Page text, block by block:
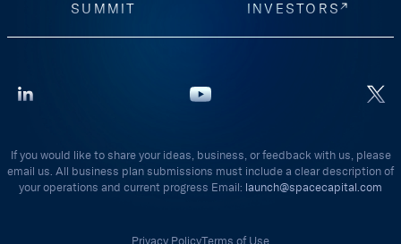
SUMMIT INVESTORS
If you would like to share your ideas, business, or feedback with us, please
email us. All business plan submissions must include a clear description of
your operations and current progress Email: launch@spacecapital.com
Privacy PolicyTerms of Use